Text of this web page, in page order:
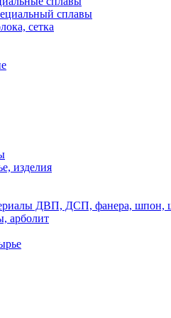
сплавы
сетка
изделия
ДВП, ДСП, фанера, шпон,
арболит